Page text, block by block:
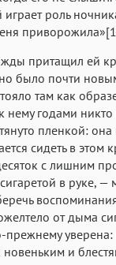
играет роль
притащил ей
было почти
там как
нему годами
пленкой:
сидеть в
с лишним
в руке, —
от дыма
уверена:
новеньким и